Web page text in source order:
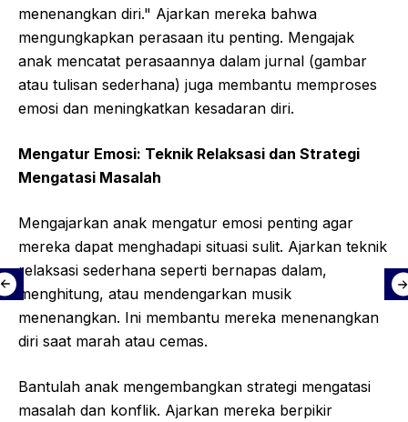
menenangkan diri." Ajarkan mereka bahwa
mengungkapkan perasaan itu penting. Mengajak
anak mencatat perasaannya dalam jurnal (gambar
atau tulisan sederhana) juga membantu memproses
emosi dan meningkatkan kesadaran diri.
Mengatur Emosi: Teknik Relaksasi dan Strategi
Mengatasi Masalah
Mengajarkan anak mengatur emosi penting agar
mereka dapat menghadapi situasi sulit. Ajarkan teknik
relaksasi sederhana seperti bernapas dalam,
menghitung, atau mendengarkan musik
menenangkan. Ini membantu mereka menenangkan
diri saat marah atau cemas.
Bantulah anak mengembangkan strategi mengatasi
masalah dan konflik. Ajarkan mereka berpikir